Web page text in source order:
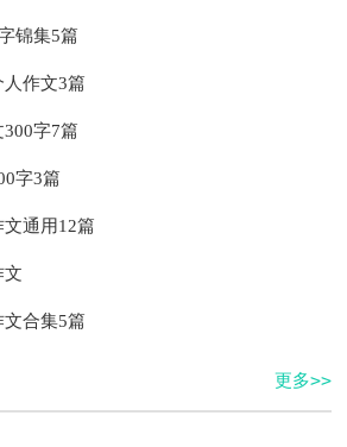
锦集5篇
人作文3篇
字7篇
字3篇
通用12篇
文
文合集5篇
更多>>